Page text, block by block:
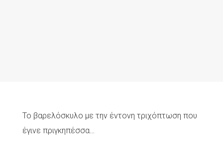
Το βαρελόσκυλο με την έντονη τριχόπτωση που
έγινε πριγκηπέσσα…